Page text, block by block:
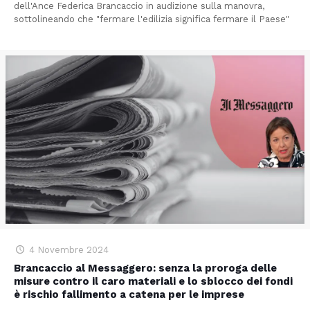
dell'Ance Federica Brancaccio in audizione sulla manovra,
sottolineando che "fermare l'edilizia significa fermare il Paese"
4 Novembre 2024
Brancaccio al Messaggero: senza la proroga delle
misure contro il caro materiali e lo sblocco dei fondi
è rischio fallimento a catena per le imprese